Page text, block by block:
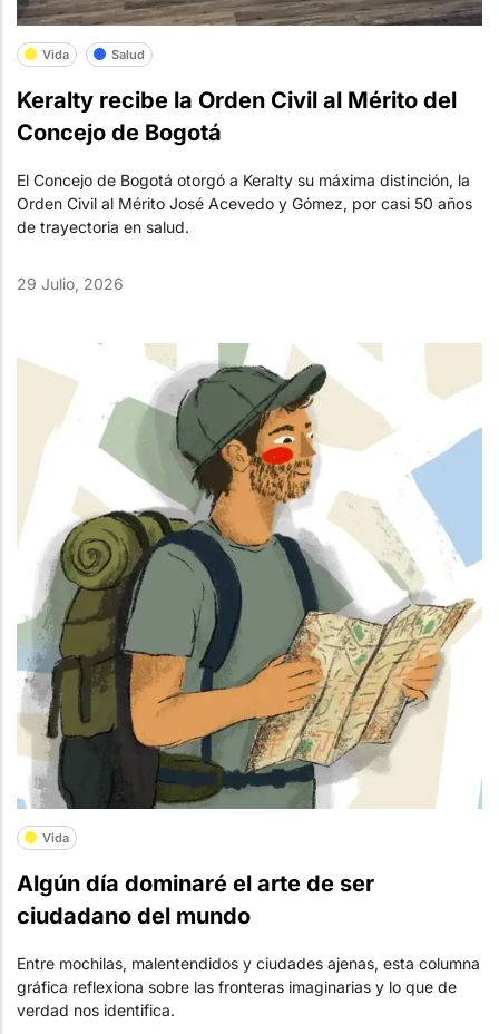
Vida Salud
Keralty recibe la Orden Civil al Mérito del
Concejo de Bogotá
El Concejo de Bogotá otorgó a Keralty su máxima distinción, la
Orden Civil al Mérito José Acevedo y Gómez, por casi 50 años
de trayectoria en salud.
29 Julio, 2026
Vida
Algún día dominaré el arte de ser
ciudadano del mundo
Entre mochilas, malentendidos y ciudades ajenas, esta columna
gráfica reflexiona sobre las fronteras imaginarias y lo que de
verdad nos identifica.